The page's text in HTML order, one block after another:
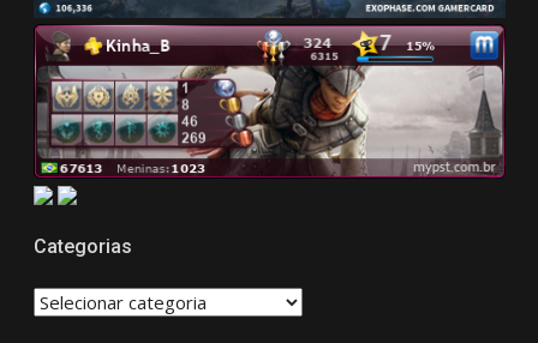
Categorias
CATEGORIAS